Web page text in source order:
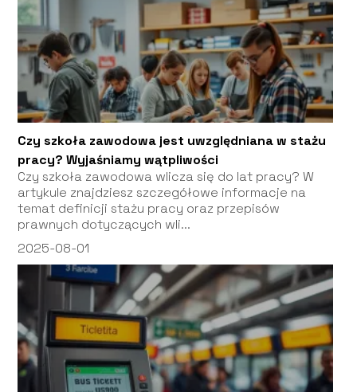
Czy szkoła zawodowa jest uwzględniana w stażu
pracy? Wyjaśniamy wątpliwości
Czy szkoła zawodowa wlicza się do lat pracy? W
artykule znajdziesz szczegółowe informacje na
temat definicji stażu pracy oraz przepisów
prawnych dotyczących wli...
2025-08-01